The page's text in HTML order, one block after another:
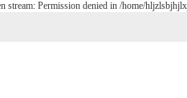
Permission denied in /home/